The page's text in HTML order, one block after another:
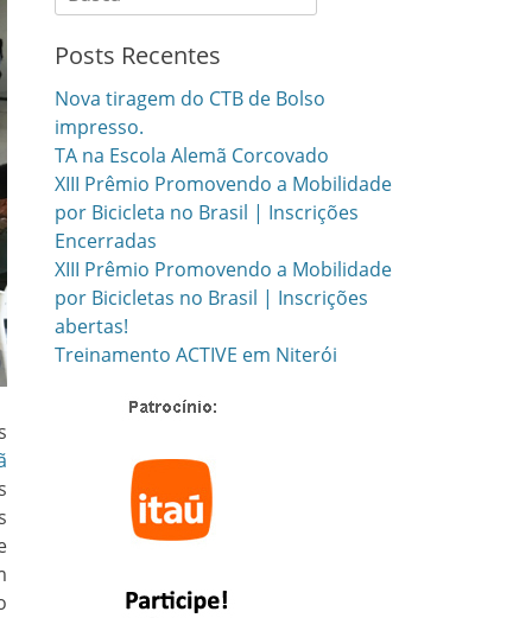
for:
Posts Recentes
Nova tiragem do CTB de Bolso
impresso.
TA na Escola Alemã Corcovado
XIII Prêmio Promovendo a Mobilidade
por Bicicleta no Brasil | Inscrições
Encerradas
XIII Prêmio Promovendo a Mobilidade
por Bicicletas no Brasil | Inscrições
abertas!
Treinamento ACTIVE em Niterói